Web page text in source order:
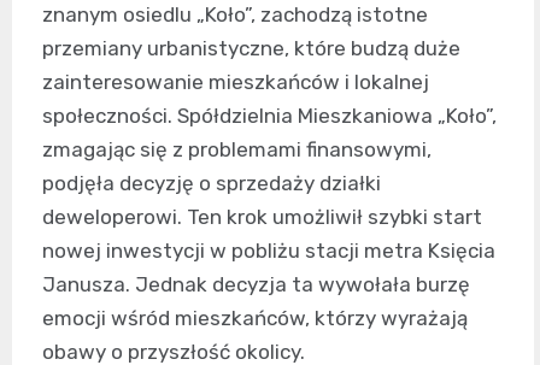
znanym osiedlu „Koło”, zachodzą istotne
przemiany urbanistyczne, które budzą duże
zainteresowanie mieszkańców i lokalnej
społeczności. Spółdzielnia Mieszkaniowa „Koło”,
zmagając się z problemami finansowymi,
podjęła decyzję o sprzedaży działki
deweloperowi. Ten krok umożliwił szybki start
nowej inwestycji w pobliżu stacji metra Księcia
Janusza. Jednak decyzja ta wywołała burzę
emocji wśród mieszkańców, którzy wyrażają
obawy o przyszłość okolicy.